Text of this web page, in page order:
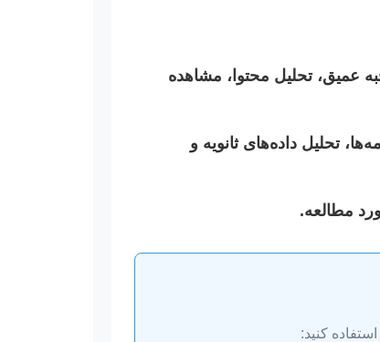
عمیق، تحلیل محتوا، مشاهده
تحلیل داده‌های ثانویه و
مطالعه.
کنید: